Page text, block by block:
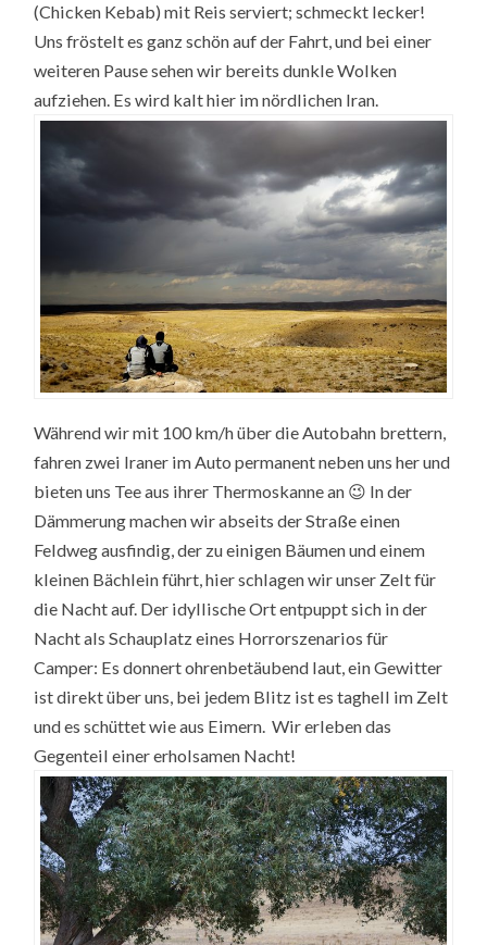
(Chicken Kebab) mit Reis serviert; schmeckt lecker!
Uns fröstelt es ganz schön auf der Fahrt, und bei einer
weiteren Pause sehen wir bereits dunkle Wolken
aufziehen. Es wird kalt hier im nördlichen Iran.
Während wir mit 100 km/h über die Autobahn brettern,
fahren zwei Iraner im Auto permanent neben uns her und
bieten uns Tee aus ihrer Thermoskanne an 😉 In der
Dämmerung machen wir abseits der Straße einen
Feldweg ausfindig, der zu einigen Bäumen und einem
kleinen Bächlein führt, hier schlagen wir unser Zelt für
die Nacht auf. Der idyllische Ort entpuppt sich in der
Nacht als Schauplatz eines Horrorszenarios für
Camper: Es donnert ohrenbetäubend laut, ein Gewitter
ist direkt über uns, bei jedem Blitz ist es taghell im Zelt
und es schüttet wie aus Eimern. Wir erleben das
Gegenteil einer erholsamen Nacht!